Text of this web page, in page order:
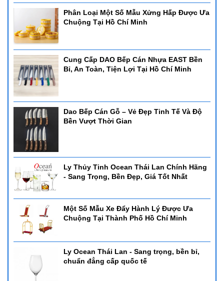
Phân Loại Một Số Mẫu Xửng Hấp Được Ưa
Chuộng Tại Hồ Chí Minh
Cung Cấp DAO Bếp Cán Nhựa EAST Bền
Bỉ, An Toàn, Tiện Lợi Tại Hồ Chí Minh
Dao Bếp Cán Gỗ – Vẻ Đẹp Tinh Tế Và Độ
Bền Vượt Thời Gian
Ly Thủy Tinh Ocean Thái Lan Chính Hãng
- Sang Trọng, Bền Đẹp, Giá Tốt Nhất
Một Số Mẫu Xe Đẩy Hành Lý Được Ưa
Chuộng Tại Thành Phố Hồ Chí Minh
Ly Ocean Thái Lan - Sang trọng, bền bỉ,
chuẩn đẳng cấp quốc tế